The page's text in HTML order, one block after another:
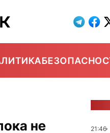
не
21:46